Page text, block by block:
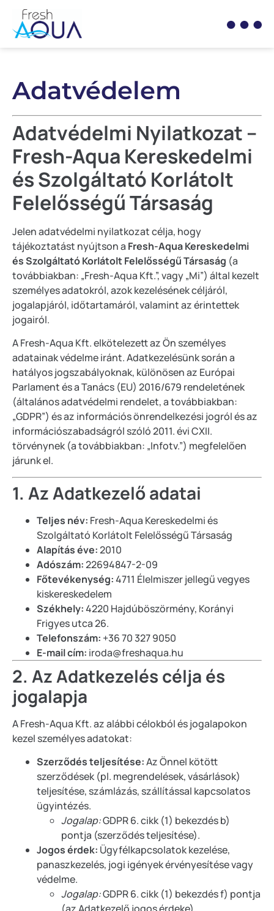
Adatvédelem
Adatvédelmi Nyilatkozat –
Fresh-Aqua Kereskedelmi
és Szolgáltató Korlátolt
Felelősségű Társaság
Jelen adatvédelmi nyilatkozat célja, hogy
tájékoztatást nyújtson a Fresh-Aqua Kereskedelmi
és Szolgáltató Korlátolt Felelősségű Társaság (a
továbbiakban: „Fresh-Aqua Kft.”, vagy „Mi”) által kezelt
személyes adatokról, azok kezelésének céljáról,
jogalapjáról, időtartamáról, valamint az érintettek
jogairól.
A Fresh-Aqua Kft. elkötelezett az Ön személyes
adatainak védelme iránt. Adatkezelésünk során a
hatályos jogszabályoknak, különösen az Európai
Parlament és a Tanács (EU) 2016/679 rendeletének
(általános adatvédelmi rendelet, a továbbiakban:
„GDPR”) és az információs önrendelkezési jogról és az
információszabadságról szóló 2011. évi CXII.
törvénynek (a továbbiakban: „Infotv.”) megfelelően
járunk el.
1. Az Adatkezelő adatai
Teljes név: Fresh-Aqua Kereskedelmi és
Szolgáltató Korlátolt Felelősségű Társaság
Alapítás éve:2010
Adószám:22694847-2-09
Főtevékenység:4711 Élelmiszer jellegű vegyes
kiskereskedelem
Székhely:4220 Hajdúböszörmény, Korányi
Frigyes utca 26.
Telefonszám: +36 70 327 9050
E-mail cím: iroda@freshaqua.hu
2. Az Adatkezelés célja és
jogalapja
A Fresh-Aqua Kft. az alábbi célokból és jogalapokon
kezel személyes adatokat:
Szerződés teljesítése:Az Önnel kötött
szerződések (pl. megrendelések, vásárlások)
teljesítése, számlázás, szállítással kapcsolatos
ügyintézés.
Jogalap:GDPR 6. cikk (1) bekezdés b)
pontja (szerződés teljesítése).
Jogos érdek: Ügyfélkapcsolatok kezelése,
panaszkezelés, jogi igények érvényesítése vagy
védelme.
Jogalap:GDPR 6. cikk (1) bekezdés f) pontja